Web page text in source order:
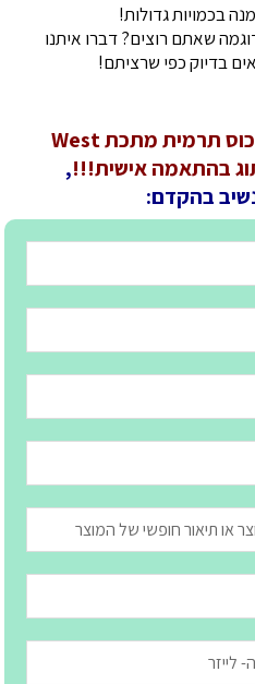
בכמויות גדולות!
שאתם רוצים? דברו איתנו
בדיוק כפי שרציתם!
כוס תרמית מתכת West
בהתאמה אישית!!!,
בהקדם: